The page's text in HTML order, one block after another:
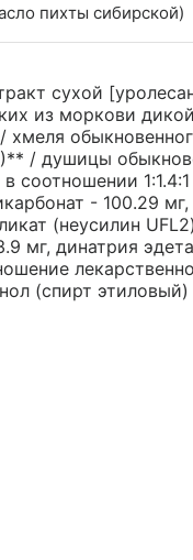
пихты сибирской)
сухой
из моркови
хмеля
/ душицы
в соотношении
- 100.29
(неусилин
мг, динатрия
(спирт этиловый)